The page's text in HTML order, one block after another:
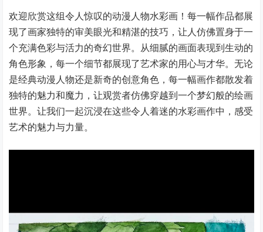
欢迎欣赏这组令人惊叹的动漫人物水彩画！每一幅作品都展
现了画家独特的审美眼光和精湛的技巧，让人仿佛置身于一
个充满色彩与活力的奇幻世界。从细腻的画面表现到生动的
角色形象，每一个细节都展现了艺术家的用心与才华。无论
是经典动漫人物还是新奇的创意角色，每一幅画作都散发着
独特的魅力和魔力，让观赏者仿佛穿越到一个梦幻般的绘画
世界。让我们一起沉浸在这些令人着迷的水彩画作中，感受
艺术的魅力与力量。